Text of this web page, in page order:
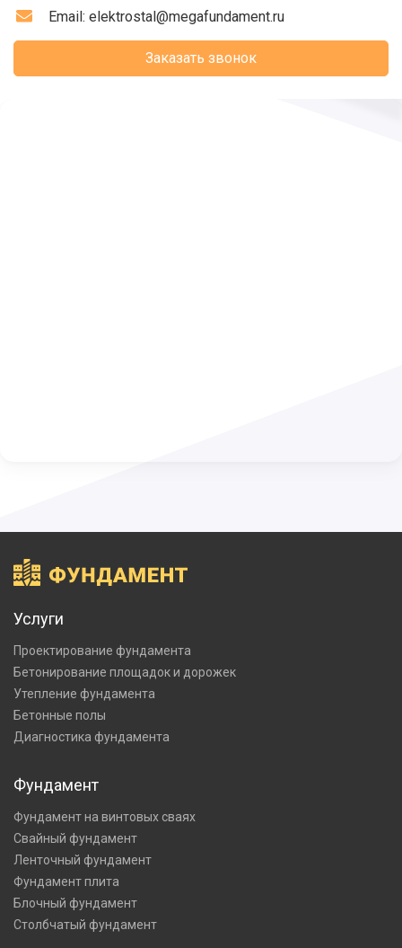
Email: elektrostal@megafundament.ru
Заказать звонок
Услуги
Проектирование фундамента
Бетонирование площадок и дорожек
Утепление фундамента
Бетонные полы
Диагностика фундамента
Фундамент
Фундамент на винтовых сваях
Свайный фундамент
Ленточный фундамент
Фундамент плита
Блочный фундамент
Столбчатый фундамент